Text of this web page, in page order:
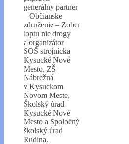
generálny partner
– Občianske
združenie – Zober
loptu nie drogy
a organizátor
SOŠ strojnícka
Kysucké Nové
Mesto, ZŠ
Nábrežná
v Kysuckom
Novom Meste,
Školský úrad
Kysucké Nové
Mesto a Spoločný
školský úrad
Rudina.